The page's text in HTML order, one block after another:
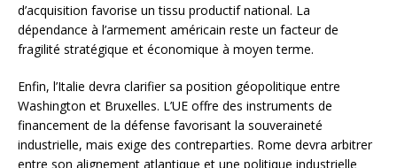
d’acquisition favorise un tissu productif national. La
dépendance à l’armement américain reste un facteur de
fragilité stratégique et économique à moyen terme.
Enfin, l’Italie devra clarifier sa position géopolitique entre
Washington et Bruxelles. L’UE offre des instruments de
financement de la défense favorisant la souveraineté
industrielle, mais exige des contreparties. Rome devra arbitrer
entre son alignement atlantique et une politique industrielle